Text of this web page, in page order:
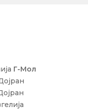
Г-Мол